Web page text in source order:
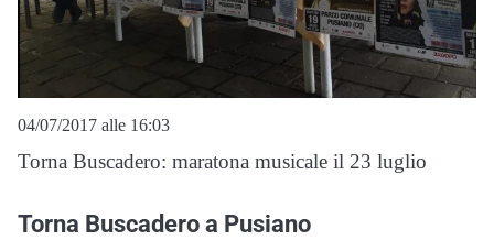
04/07/2017 alle 16:03
Torna Buscadero: maratona musicale il 23 luglio
Torna Buscadero a Pusiano